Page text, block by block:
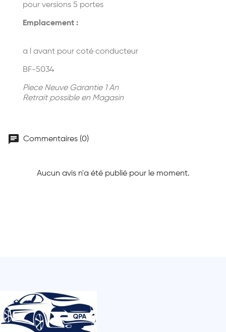
pour versions 5 portes
Emplacement :
a l avant pour coté conducteur
BF-5034
Piece Neuve Garantie 1 An
Retrait possible en Magasin
chat Commentaires (0)
Aucun avis n'a été publié pour le moment.